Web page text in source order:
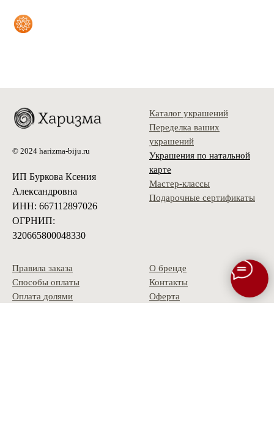
© 2024 harizma-biju.ru
ИП Буркова Ксения
Александровна
ИНН: 667112897026
ОГРНИП:
320665800048330
Каталог украшений
Переделка ваших
украшений
Украшения по натальной
карте
Мастер-классы
Подарочные сертификаты
Правила заказа
Способы оплаты
Оплата долями
О бренде
Контакты
Оферта